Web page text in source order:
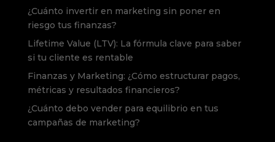
¿Cuánto invertir en marketing sin poner en
riesgo tus finanzas?
Lifetime Value (LTV): La fórmula clave para saber
si tu cliente es rentable
Finanzas y Marketing: ¿Cómo estructurar pagos,
métricas y resultados financieros?
¿Cuánto debo vender para equilibrio en tus
campañas de marketing?